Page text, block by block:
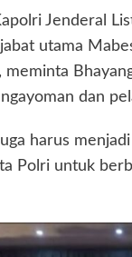
Jenderal
utama
meminta
dan
harus
Polri untuk